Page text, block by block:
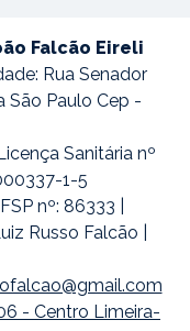
Falcão Eireli
Rua Senador
São Paulo Cep -
Sanitária nº
1-5
nº: 86333 |
Russo Falcão |
- Centro Limeira-